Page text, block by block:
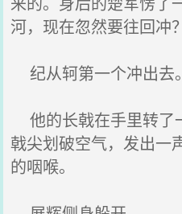
河，现在忽然要往回冲
纪从轲第一个冲出去。
他的长戟在手里转了
戟尖划破空气，发出一
的咽喉。